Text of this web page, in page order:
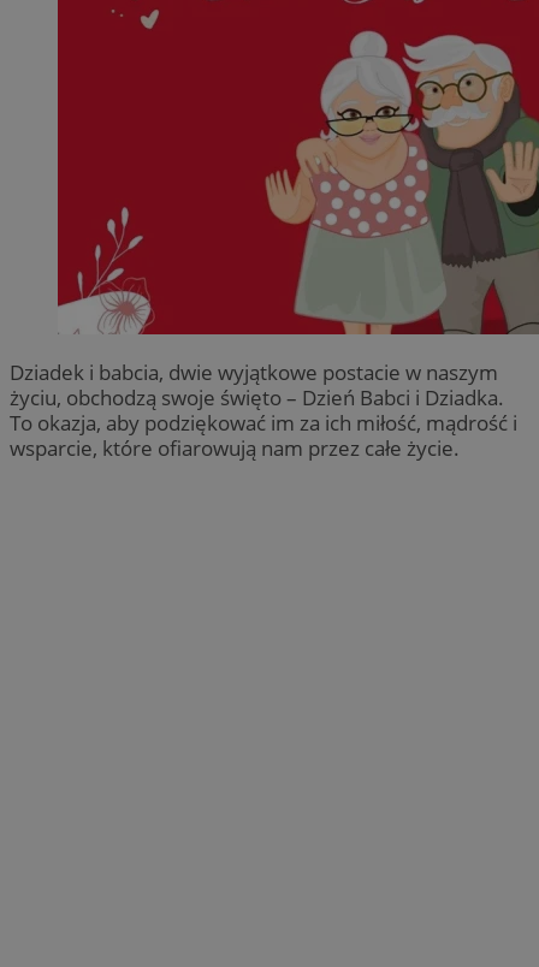
Dziadek i babcia, dwie wyjątkowe postacie w naszym
życiu, obchodzą swoje święto – Dzień Babci i Dziadka.
To okazja, aby podziękować im za ich miłość, mądrość i
wsparcie, które ofiarowują nam przez całe życie.